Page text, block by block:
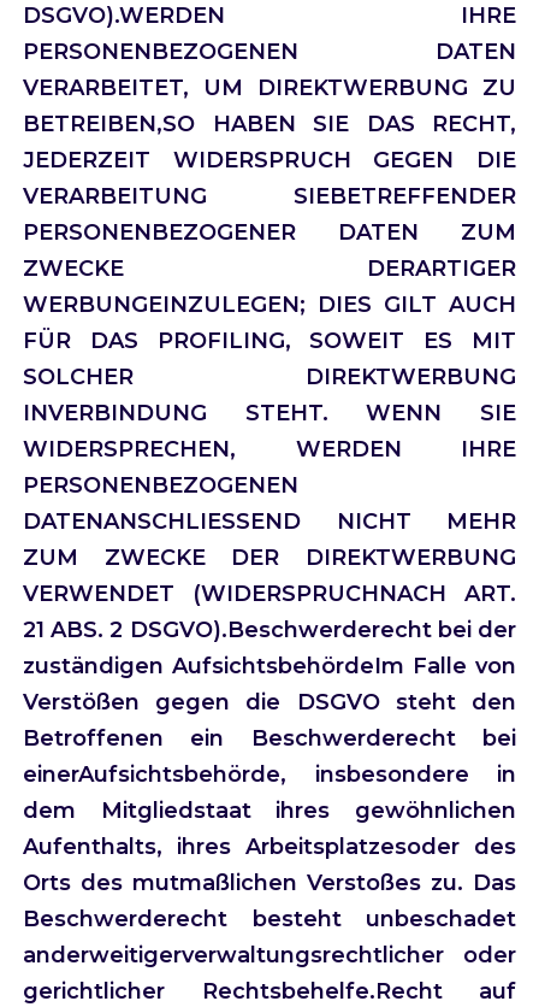
DSGVO).WERDEN IHRE
PERSONENBEZOGENEN DATEN
VERARBEITET, UM DIREKTWERBUNG ZU
BETREIBEN,SO HABEN SIE DAS RECHT,
JEDERZEIT WIDERSPRUCH GEGEN DIE
VERARBEITUNG SIEBETREFFENDER
PERSONENBEZOGENER DATEN ZUM
ZWECKE DERARTIGER
WERBUNGEINZULEGEN; DIES GILT AUCH
FÜR DAS PROFILING, SOWEIT ES MIT
SOLCHER DIREKTWERBUNG
INVERBINDUNG STEHT. WENN SIE
WIDERSPRECHEN, WERDEN IHRE
PERSONENBEZOGENEN
DATENANSCHLIESSEND NICHT MEHR
ZUM ZWECKE DER DIREKTWERBUNG
VERWENDET (WIDERSPRUCHNACH ART.
21 ABS. 2 DSGVO).Beschwerderecht bei der
zuständigen AufsichtsbehördeIm Falle von
Verstößen gegen die DSGVO steht den
Betroffenen ein Beschwerderecht bei
einerAufsichtsbehörde, insbesondere in
dem Mitgliedstaat ihres gewöhnlichen
Aufenthalts, ihres Arbeitsplatzesoder des
Orts des mutmaßlichen Verstoßes zu. Das
Beschwerderecht besteht unbeschadet
anderweitigerverwaltungsrechtlicher oder
gerichtlicher Rechtsbehelfe.Recht auf